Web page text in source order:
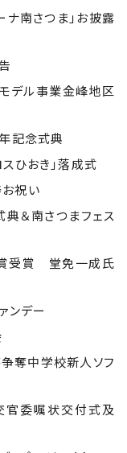
南さつま」お披露
デル事業金峰地区
記念式典
ひおき」落成式
祝い
＆南さつまフェス
受賞 堂免一成氏
ンデー
奪中学校新人ソフ
委嘱状交付式及